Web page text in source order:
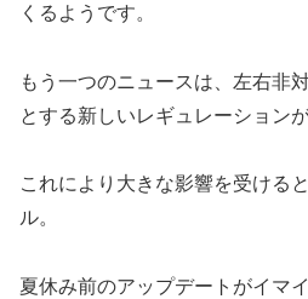
くるようです。
もう一つのニュースは、左右非
とする新しいレギュレーション
これにより大きな影響を受ける
ル。
夏休み前のアップデートがイマ